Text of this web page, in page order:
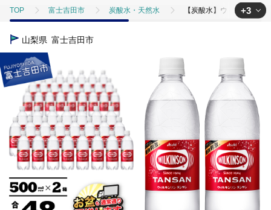
TOP 富士吉田市 炭酸水・天然水 【炭酸水】ウィルキン
TOP
飲料（酒以外） 【炭酸水】ウィル
TOP 飲料（酒以外） ソフトドリンク ほかのソフトドリンク
+3
山梨県 富士吉田市